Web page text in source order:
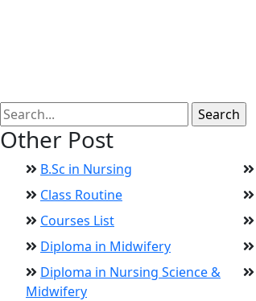
Other Post
B.Sc in Nursing
Class Routine
Courses List
Diploma in Midwifery
Diploma in Nursing Science &
Midwifery